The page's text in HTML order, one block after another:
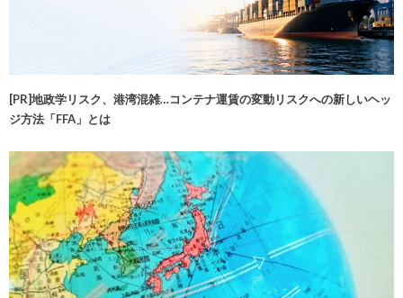
[PR]地政学リスク、港湾混雑…コンテナ運賃の変動リスクへの新しいヘッ
ジ方法「FFA」とは